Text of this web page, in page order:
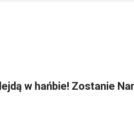
w hańbie! Zostanie